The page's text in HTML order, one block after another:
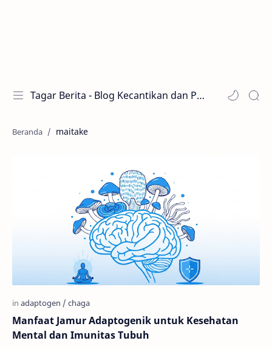
Tagar Berita - Blog Kecantikan dan Perawatan
maitake
Manfaat Jamur Adaptogenik untuk Kesehatan
Mental dan Imunitas Tubuh